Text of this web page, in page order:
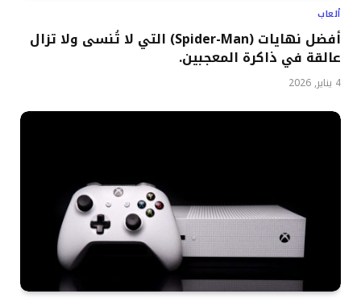
ألعاب
أفضل نهايات (Spider-Man) التي لا تُنسى ولا تزال
عالقة في ذاكرة المعجبين.
4 يناير, 2026